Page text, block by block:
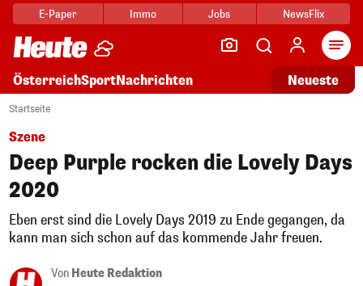
E-Paper Immo Jobs NewsFlix
ÖsterreichSportNachrichten Neueste
Startseite
Szene
Deep Purple rocken die Lovely Days
2020
Eben erst sind die Lovely Days 2019 zu Ende gegangen, da
kann man sich schon auf das kommende Jahr freuen.
Von Heute Redaktion